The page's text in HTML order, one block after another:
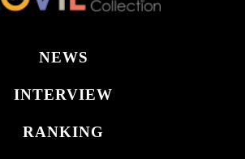
NEWS
INTERVIEW
RANKING